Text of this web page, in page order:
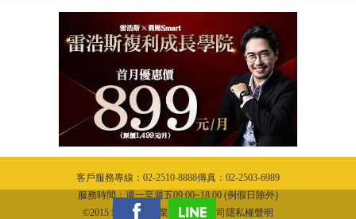
客戶服務專線：02-2510-8888傳真：02-2503-6989
服務時間：週一至週五09:00~18:00 (例假日除外)
©2015 城邦文化事業股份有限公司隱私權聲明